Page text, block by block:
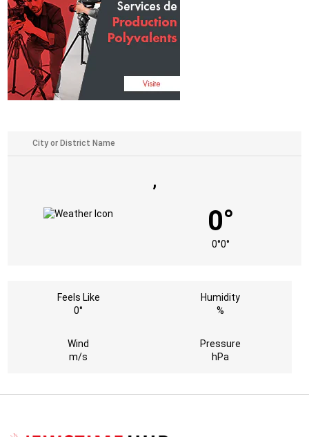
,
0°
0°0°
Feels Like
0°
Humidity
%
Wind
m/s
Pressure
hPa